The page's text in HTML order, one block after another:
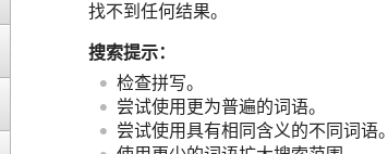
找不到任何结果。
搜索提示：
检查拼写。
尝试使用更为普遍的词语。
尝试使用具有相同含义的不同词语。